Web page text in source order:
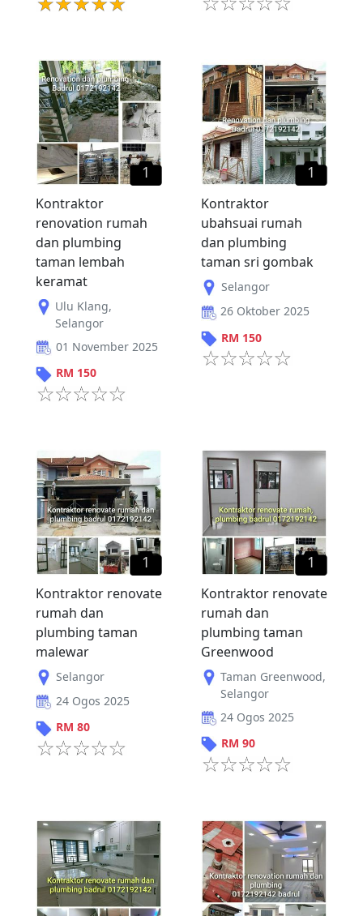
1
Kontraktor
renovation rumah
dan plumbing
taman lembah
keramat
Ulu Klang,
Selangor
01 November 2025
RM 150
1
Kontraktor
ubahsuai rumah
dan plumbing
taman sri gombak
Selangor
26 Oktober 2025
RM 150
1
Kontraktor renovate
rumah dan
plumbing taman
malewar
Selangor
24 Ogos 2025
RM 80
1
Kontraktor renovate
rumah dan
plumbing taman
Greenwood
Taman Greenwood,
Selangor
24 Ogos 2025
RM 90